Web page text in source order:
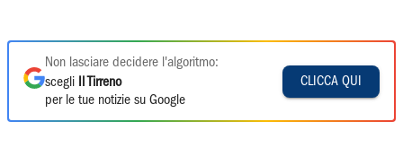
Non lasciare decidere l'algoritmo:
scegli
Il Tirreno
per le tue notizie su Google
CLICCA QUI